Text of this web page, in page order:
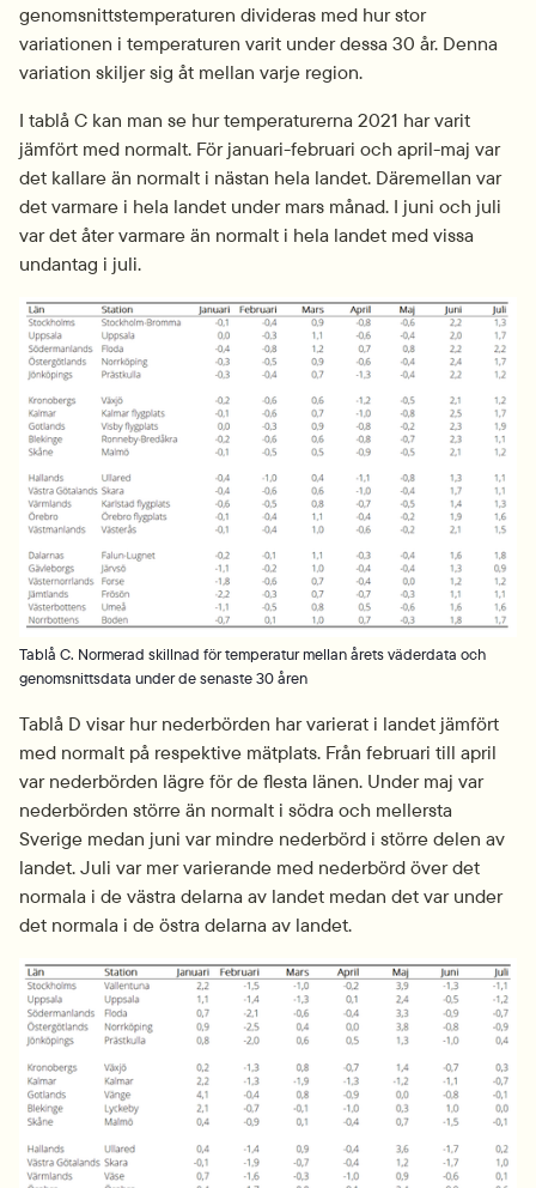
genomsnittstemperaturen divideras med hur stor
variationen i temperaturen varit under dessa 30 år. Denna
variation skiljer sig åt mellan varje region.
I tablå C kan man se hur temperaturerna 2021 har varit
jämfört med normalt. För januari-februari och april-maj var
det kallare än normalt i nästan hela landet. Däremellan var
det varmare i hela landet under mars månad. I juni och juli
var det åter varmare än normalt i hela landet med vissa
undantag i juli.
Tablå C. Normerad skillnad för temperatur mellan årets väderdata och
genomsnittsdata under de senaste 30 åren
Tablå D visar hur nederbörden har varierat i landet jämfört
med normalt på respektive mätplats. Från februari till april
var nederbörden lägre för de flesta länen. Under maj var
nederbörden större än normalt i södra och mellersta
Sverige medan juni var mindre nederbörd i större delen av
landet. Juli var mer varierande med nederbörd över det
normala i de västra delarna av landet medan det var under
det normala i de östra delarna av landet.